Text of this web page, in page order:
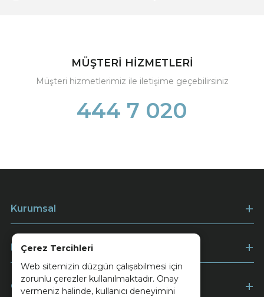
Çerez Tercihleri
Web sitemizin düzgün çalışabilmesi için
zorunlu çerezler kullanılmaktadır. Onay
vermeniz halinde, kullanıcı deneyimini
MÜŞTERİ HİZMETLERİ
Müşteri hizmetlerimiz ile iletişime geçebilirsiniz
444 7 020
Kurumsal
Müşteri Hizmetleri
Ödeme